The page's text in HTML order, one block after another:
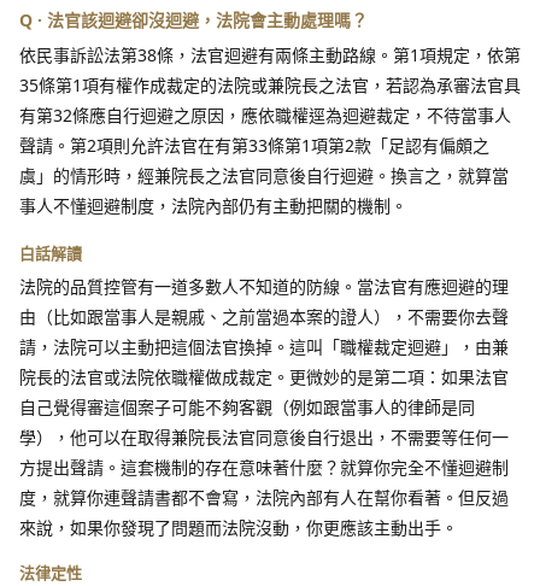
Q · 法官該迴避卻沒迴避，法院會主動處理嗎？
依民事訴訟法第38條，法官迴避有兩條主動路線。第1項規定，依第
35條第1項有權作成裁定的法院或兼院長之法官，若認為承審法官具
有第32條應自行迴避之原因，應依職權逕為迴避裁定，不待當事人
聲請。第2項則允許法官在有第33條第1項第2款「足認有偏頗之
虞」的情形時，經兼院長之法官同意後自行迴避。換言之，就算當
事人不懂迴避制度，法院內部仍有主動把關的機制。
白話解讀
法院的品質控管有一道多數人不知道的防線。當法官有應迴避的理
由（比如跟當事人是親戚、之前當過本案的證人），不需要你去聲
請，法院可以主動把這個法官換掉。這叫「職權裁定迴避」，由兼
院長的法官或法院依職權做成裁定。更微妙的是第二項：如果法官
自己覺得審這個案子可能不夠客觀（例如跟當事人的律師是同
學），他可以在取得兼院長法官同意後自行退出，不需要等任何一
方提出聲請。這套機制的存在意味著什麼？就算你完全不懂迴避制
度，就算你連聲請書都不會寫，法院內部有人在幫你看著。但反過
來說，如果你發現了問題而法院沒動，你更應該主動出手。
法律定性